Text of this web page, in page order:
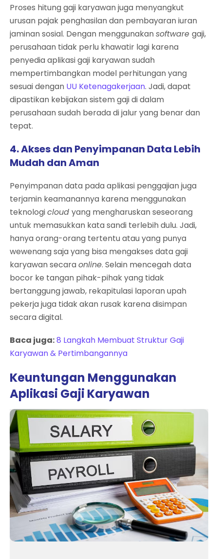
Proses hitung gaji karyawan juga menyangkut
urusan pajak penghasilan dan pembayaran iuran
jaminan sosial. Dengan menggunakansoftware gaji,
perusahaan tidak perlu khawatir lagi karena
penyedia aplikasi gaji karyawan sudah
mempertimbangkan model perhitungan yang
sesuai dengan UU Ketenagakerjaan. Jadi, dapat
dipastikan kebijakan sistem gaji di dalam
perusahaan sudah berada di jalur yang benar dan
tepat.
4. Akses dan Penyimpanan Data Lebih
Mudah dan Aman
Penyimpanan data pada aplikasi penggajian juga
terjamin keamanannya karena menggunakan
teknologicloud yang mengharuskan seseorang
untuk memasukkan kata sandi terlebih dulu. Jadi,
hanya orang-orang tertentu atau yang punya
wewenang saja yang bisa mengakses data gaji
karyawan secaraonline. Selain mencegah data
bocor ke tangan pihak-pihak yang tidak
bertanggung jawab, rekapitulasi laporan upah
pekerja juga tidak akan rusak karena disimpan
secara digital.
Baca juga:8 Langkah Membuat Struktur Gaji
Karyawan & Pertimbangannya
Keuntungan Menggunakan
Aplikasi Gaji Karyawan